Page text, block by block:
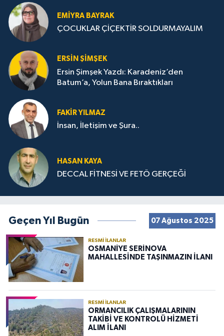
EMIYRA BAYRAK
ÇOCUKLAR ÇİÇEKTİR SOLDURMAYALIM
ERSIN ŞIMŞEK
Ersin Şimşek Yazdı: Karadeniz’den
Batum’a, Yolun Bana Bıraktıkları
FAKIR YILMAZ
İnsan, İletişim ve Şura..
HASAN KAYA
DECCAL FİTNESİ VE FETÖ GERÇEĞİ
Geçen Yıl Bugün 07 Ağustos 2025
RESMI İLANLAR
OSMANİYE SERİNOVA
MAHALLESİNDE TAŞINMAZIN İLANI
RESMI İLANLAR
ORMANCILIK ÇALIŞMALARININ
TAKİBİ VE KONTROLÜ HİZMETİ
ALIM İLANI